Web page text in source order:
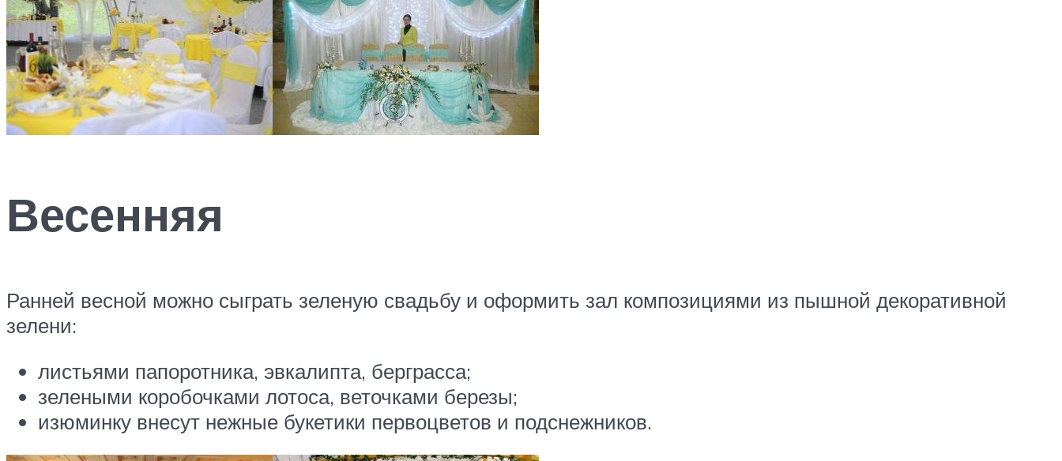
Весенняя
Ранней весной можно сыграть зеленую свадьбу и оформить зал композициями из пышной декоративной
зелени:
листьями папоротника, эвкалипта, берграсса;
зелеными коробочками лотоса, веточками березы;
изюминку внесут нежные букетики первоцветов и подснежников.